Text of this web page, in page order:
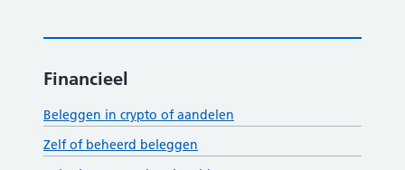
Financieel
Beleggen in crypto of aandelen
Zelf of beheerd beleggen